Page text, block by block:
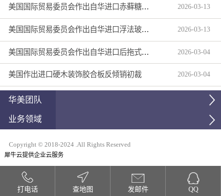
美国国际贸易委员会作出自华进口赤藓糖醇双反产业损害终裁 2026-03-13
美国国际贸易委员会作出自华进口浮法玻璃制品双反产业损害终裁 2026-03-13
美国国际贸易委员会作出自华进口后拖式草地维护设备及相关零部件第三次反倾销日落复审产业损害终裁 2026-03-04
美国作出进口硬木装饰胶合板反倾销初裁 2026-03-04
华美团队
业务领域
Copyright © 2018-2024 .All Rights Reserved
犀牛云提供企业云服务
打电话 查地图 发邮件 QQ